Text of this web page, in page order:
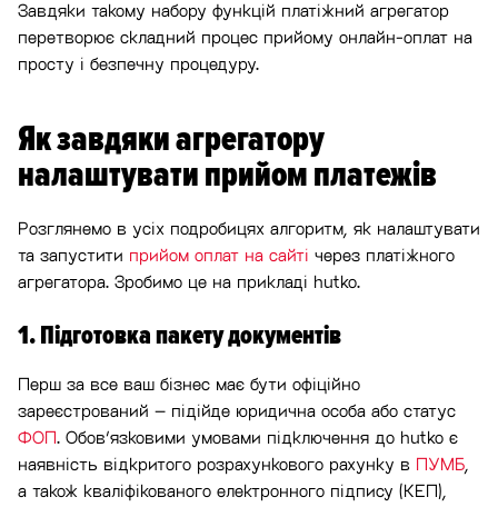
Завдяки такому набору функцій платіжний агрегатор
перетворює складний процес прийому онлайн-оплат на
просту і безпечну процедуру.
Як завдяки агрегатору
налаштувати прийом платежів
Розглянемо в усіх подробицях алгоритм, як налаштувати
та запустити прийом оплат на сайті через платіжного
агрегатора. Зробимо це на прикладі hutko.
1. Підготовка пакету документів
Перш за все ваш бізнес має бути офіційно
зареєстрований – підійде юридична особа або статус
ФОП. Обов’язковими умовами підключення до hutko є
наявність відкритого розрахункового рахунку в ПУМБ,
а також кваліфікованого електронного підпису (КЕП),